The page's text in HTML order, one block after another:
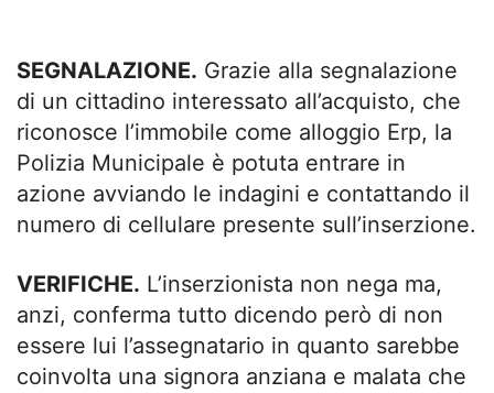
SEGNALAZIONE. Grazie alla segnalazione
di un cittadino interessato all’acquisto, che
riconosce l’immobile come alloggio Erp, la
Polizia Municipale è potuta entrare in
azione avviando le indagini e contattando il
numero di cellulare presente sull’inserzione.
VERIFICHE. L’inserzionista non nega ma,
anzi, conferma tutto dicendo però di non
essere lui l’assegnatario in quanto sarebbe
coinvolta una signora anziana e malata che